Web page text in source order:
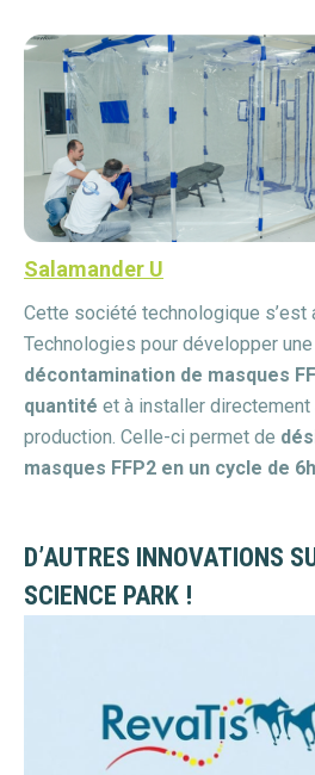
Salamander U
Cette société technologique
Technologies pour développer
décontamination de masques
quantité et à installer
production. Celle-ci permet de
masques FFP2 en un cycle de
D’AUTRES INNOVATIONS
SCIENCE PARK !